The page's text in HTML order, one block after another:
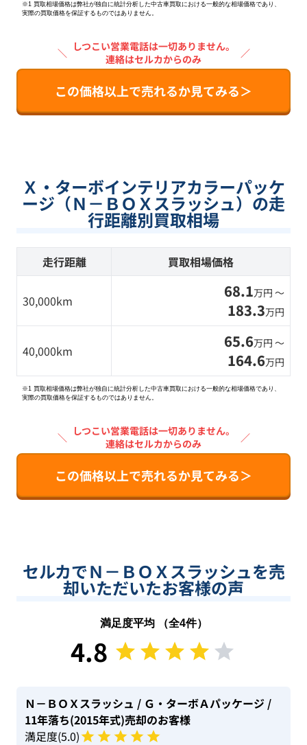
※1 買取相場価格は弊社が独自に統計分析した中古車買取における一般的な相場価格であり、
実際の買取価格を保証するものではありません。
＼ しつこい営業電話は一切ありません。
連絡はセルカからのみ
／
この価格以上で売れるか見てみる＞
Ｘ・ターボインテリアカラーパッケ
ージ（Ｎ－ＢＯＸスラッシュ）の走
行距離別買取相場
走行距離 買取相場価格
30,000km 68.1万円 〜
183.3万円
40,000km 65.6万円 〜
164.6万円
※1 買取相場価格は弊社が独自に統計分析した中古車買取における一般的な相場価格であり、
実際の買取価格を保証するものではありません。
＼ しつこい営業電話は一切ありません。
連絡はセルカからのみ
／
この価格以上で売れるか見てみる＞
セルカでＮ－ＢＯＸスラッシュを売
却いただいたお客様の声
満足度平均 （全4件）
4.8
Ｎ－ＢＯＸスラッシュ / Ｇ・ターボＡパッケージ /
11年落ち(2015年式)売却のお客様
満足度(5.0)